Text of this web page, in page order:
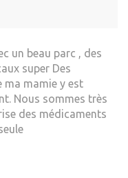
un beau parc , des
super Des
ma mamie y est
Nous sommes très
des médicaments